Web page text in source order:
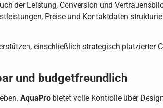
der Leistung, Conversion und
Preise und Kontaktdaten
einschließlich strategisch platzierter
und budgetfreundlich
AquaPro bietet volle Kontrolle über